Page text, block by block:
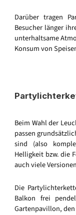
Darüber tragen
Besucher länger
unterhaltsame
Konsum von
Beim Wahl der
passen
sind (also
Helligkeit bzw. die
auch viele
Die
Balkon frei
Gartenpavillon,